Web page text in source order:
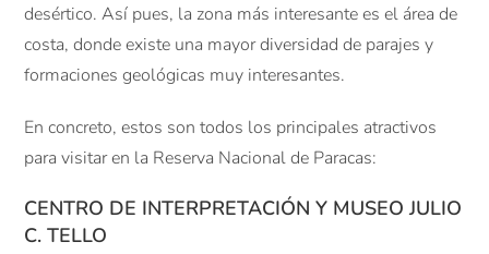
desértico. Así pues, la zona más interesante es el área de
costa, donde existe una mayor diversidad de parajes y
formaciones geológicas muy interesantes.
En concreto, estos son todos los principales atractivos
para visitar en la Reserva Nacional de Paracas:
CENTRO DE INTERPRETACIÓN Y MUSEO JULIO
C. TELLO